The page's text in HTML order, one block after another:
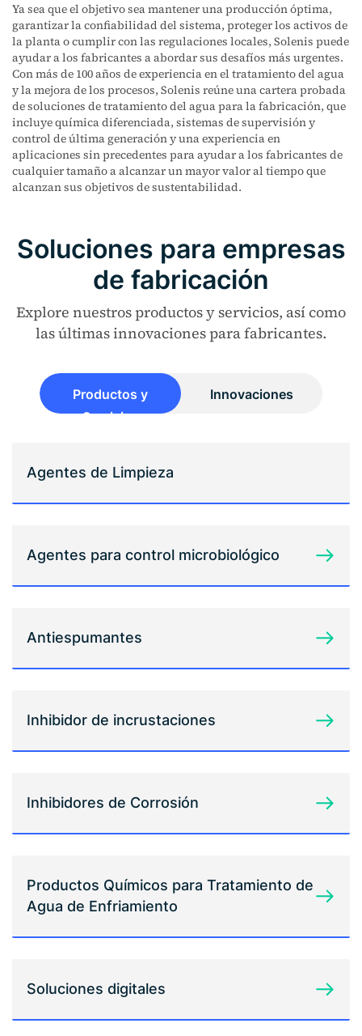
Ya sea que el objetivo sea mantener una producción óptima,
garantizar la confiabilidad del sistema, proteger los activos de
la planta o cumplir con las regulaciones locales, Solenis puede
ayudar a los fabricantes a abordar sus desafíos más urgentes.
Con más de 100 años de experiencia en el tratamiento del agua
y la mejora de los procesos, Solenis reúne una cartera probada
de soluciones de tratamiento del agua para la fabricación, que
incluye química diferenciada, sistemas de supervisión y
control de última generación y una experiencia en
aplicaciones sin precedentes para ayudar a los fabricantes de
cualquier tamaño a alcanzar un mayor valor al tiempo que
alcanzan sus objetivos de sustentabilidad.
Soluciones para empresas
de fabricación
Explore nuestros productos y servicios, así como
las últimas innovaciones para fabricantes.
Productos y
Servicios
Innovaciones
Agentes de Limpieza
Agentes para control microbiológico
Antiespumantes
Inhibidor de incrustaciones
Inhibidores de Corrosión
Productos Químicos para Tratamiento de
Agua de Enfriamiento
Soluciones digitales